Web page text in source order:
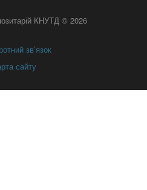
КНУТД © 2026
зв’язок
сайту